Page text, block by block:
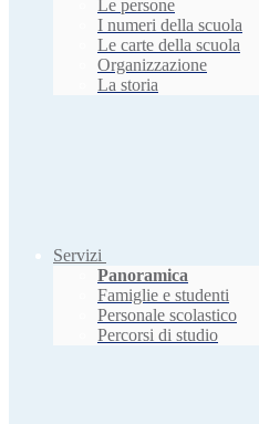
Le persone
I numeri della scuola
Le carte della scuola
Organizzazione
La storia
Servizi
Panoramica
Famiglie e studenti
Personale scolastico
Percorsi di studio